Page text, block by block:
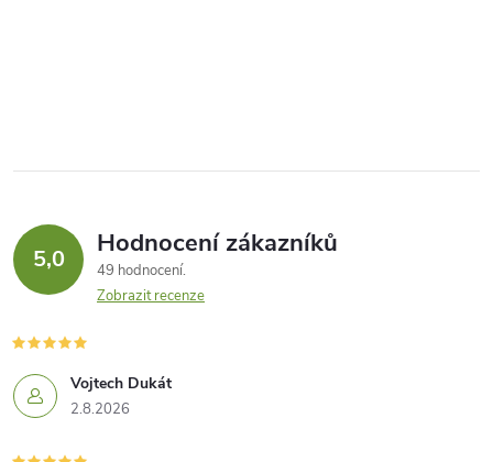
5,0 Hodnocení zákazníků
49 hodnocení
Zobrazit recenze
Vojtech Dukát
2.8.2026